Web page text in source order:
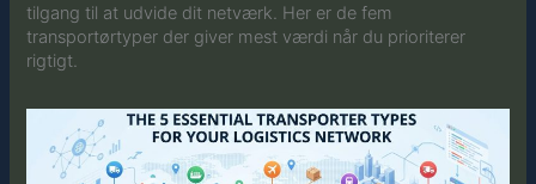
tilgang til at udvide dit netværk. Her er de fem
transportørtyper der giver mest værdi når du prioriterer
rigtigt.